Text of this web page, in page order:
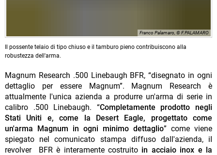
Franco Palamaro, © F.PALAMARO
Il possente telaio di tipo chiuso e il tamburo pieno contribuiscono alla
robustezza dell'arma.
Magnum Research .500 Linebaugh BFR, “disegnato in ogni
dettaglio per essere Magnum”. Magnum Research è
attualmente l'unica azienda a produrre un'arma di serie in
calibro .500 Linebaugh. “Completamente prodotto negli
Stati Uniti e, come la Desert Eagle, progettato come
un'arma Magnum in ogni minimo dettaglio” come viene
spiegato nel comunicato stampa diffuso dall'azienda, iI
revolver BFR è interamente costruito in acciaio inox e la